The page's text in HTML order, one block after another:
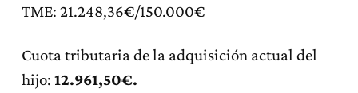
TME: 21.248,36€/150.000€
Cuota tributaria de la adquisición actual del
hijo: 12.961,50€.